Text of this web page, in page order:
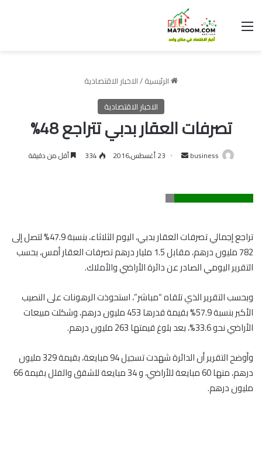
القائمة
الرئيسية/الاخبار الاقتصادية
الاخبار الاقتصادية
تصرفات العقار بدبي تتراجع 48%
business
أرسل 23 أغسطس,2016 334 أقل من دقيقة
تراجع إجمالي تصرفات العقار بدبي، اليوم الثلاثاء، بنسبة 47.9% لتصل إلى
782 مليون درهم، مقابل 1.5 مليار درهم تصرفات العقار أمس، بحسب
التقرير اليومي الصادر عن دائرة الأراضي والأملاك.
وبحسب التقرير الذي تلقاه “مباشر”، استحوذت الرهونات على النصيب
الأكبر بنسبة 57.9% بقيمة قدرها 453 مليون درهم، وشكلت مبيعات
الأراضي نحو 33.6%، بعد بلوغ قيمتها 263 مليون درهم.
وأوضح التقرير أن الدائرة شهدت تسجيل 94 مبايعة، بقيمة 329 مليون
درهم، منها 60 مبايعة للأراضي، و 34 مبايعة للشقق والفلل بقيمة 66
مليون درهم.